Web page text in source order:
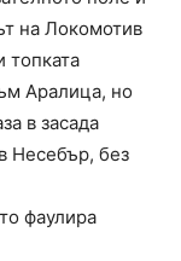
на Локомотив
топката
Аралица, но
в засада
Несебър, без
фаулира